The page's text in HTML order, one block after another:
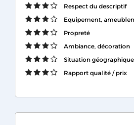
Respect du descriptif
Equipement,
Propreté
Ambiance, décoration
Situation géographique
Rapport qualité / prix